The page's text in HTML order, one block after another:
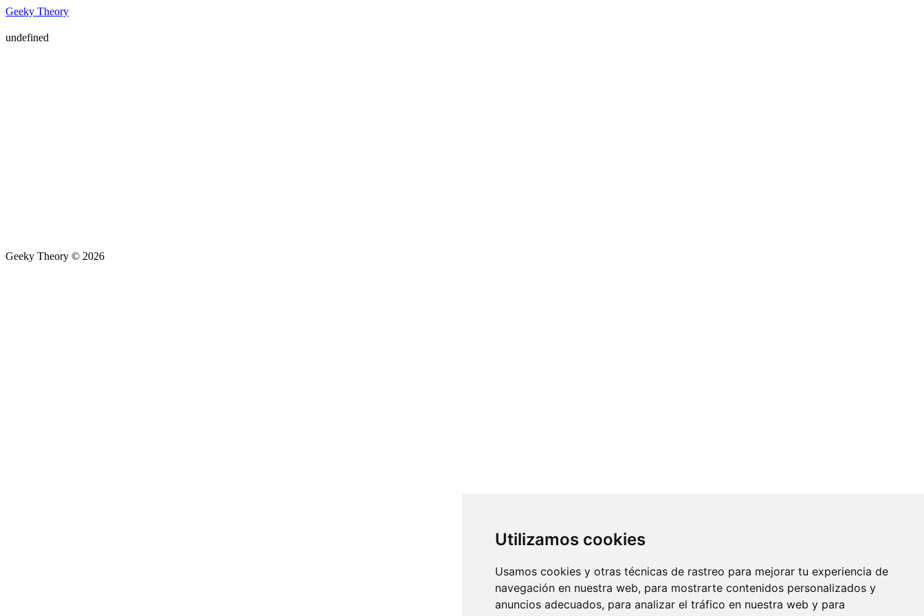
Utilizamos cookies
Usamos cookies y otras técnicas de rastreo para mejorar tu experiencia de
navegación en nuestra web, para mostrarte contenidos personalizados y
anuncios adecuados, para analizar el tráfico en nuestra web y para
Geeky Theory
undefined
Geeky Theory © 2026